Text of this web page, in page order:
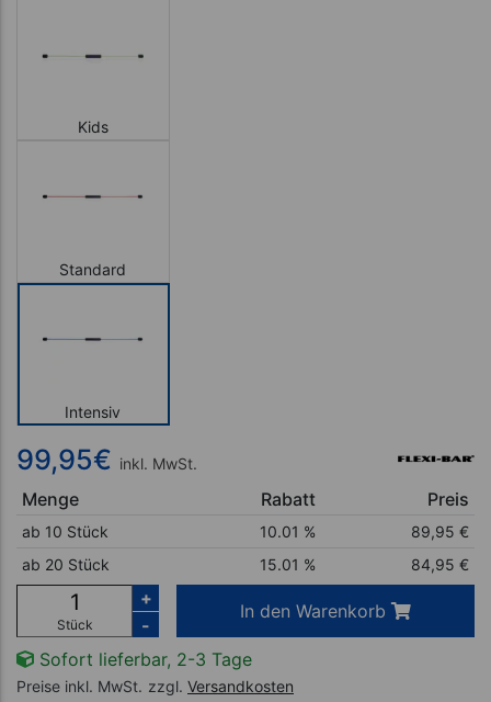
Kids
Standard
Intensiv
99,95€ inkl. MwSt.
Menge Rabatt Preis
ab 10 Stück 10.01 % 89,95€
ab 20 Stück
15.01 % 84,95€
Stück
+
-
In den Warenkorb
Sofort lieferbar, 2-3 Tage
Preise inkl. MwSt. zzgl. Versandkosten